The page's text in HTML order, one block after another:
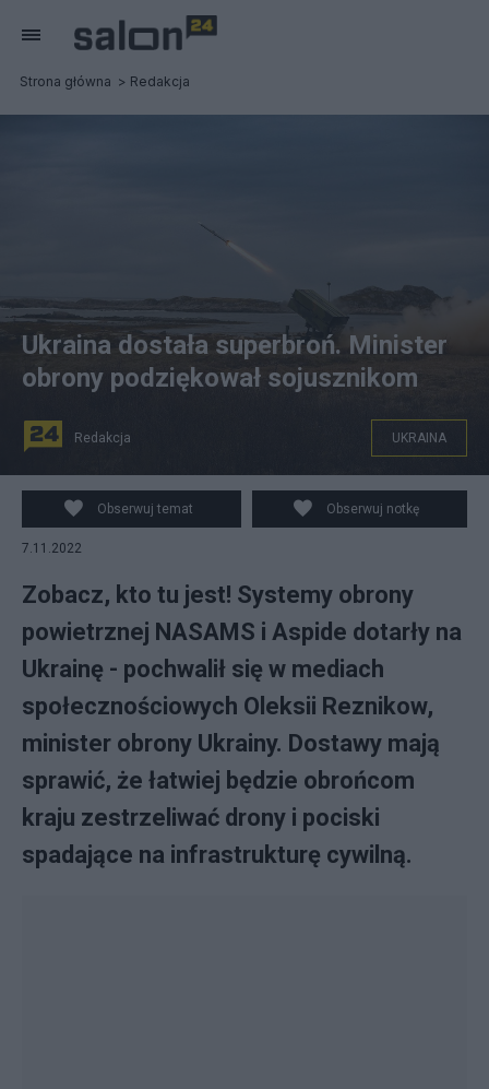
Strona główna Redakcja
System obrony przeciwlotniczej NASAMS już na
wyposażeniu ukraińskich sił zbrojnych.
Ukraina dostała superbroń. Minister
obrony podziękował sojusznikom
Redakcja UKRAINA
Obserwuj temat Obserwuj notkę
7.11.2022
Zobacz, kto tu jest! Systemy obrony
powietrznej NASAMS i Aspide dotarły na
Ukrainę - pochwalił się w mediach
społecznościowych Oleksii Reznikow,
minister obrony Ukrainy. Dostawy mają
sprawić, że łatwiej będzie obrońcom
kraju zestrzeliwać drony i pociski
spadające na infrastrukturę cywilną.